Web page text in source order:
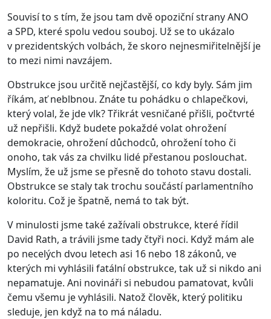
Souvisí to s tím, že jsou tam dvě opoziční strany ANO
a SPD, které spolu vedou souboj. Už se to ukázalo
v prezidentských volbách, že skoro nejnesmiřitelnější je
to mezi nimi navzájem.
Obstrukce jsou určitě nejčastější, co kdy byly. Sám jim
říkám, ať neblbnou. Znáte tu pohádku o chlapečkovi,
který volal, že jde vlk? Třikrát vesničané přišli, počtvrté
už nepřišli. Když budete pokaždé volat ohrožení
demokracie, ohrožení důchodců, ohrožení toho či
onoho, tak vás za chvilku lidé přestanou poslouchat.
Myslím, že už jsme se přesně do tohoto stavu dostali.
Obstrukce se staly tak trochu součástí parlamentního
koloritu. Což je špatně, nemá to tak být.
V minulosti jsme také zažívali obstrukce, které řídil
David Rath, a trávili jsme tady čtyři noci. Když mám ale
po necelých dvou letech asi 16 nebo 18 zákonů, ve
kterých mi vyhlásili fatální obstrukce, tak už si nikdo ani
nepamatuje. Ani novináři si nebudou pamatovat, kvůli
čemu všemu je vyhlásili. Natož člověk, který politiku
sleduje, jen když na to má náladu.